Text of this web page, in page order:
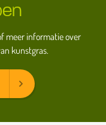
meer informatie over
kunstgras.